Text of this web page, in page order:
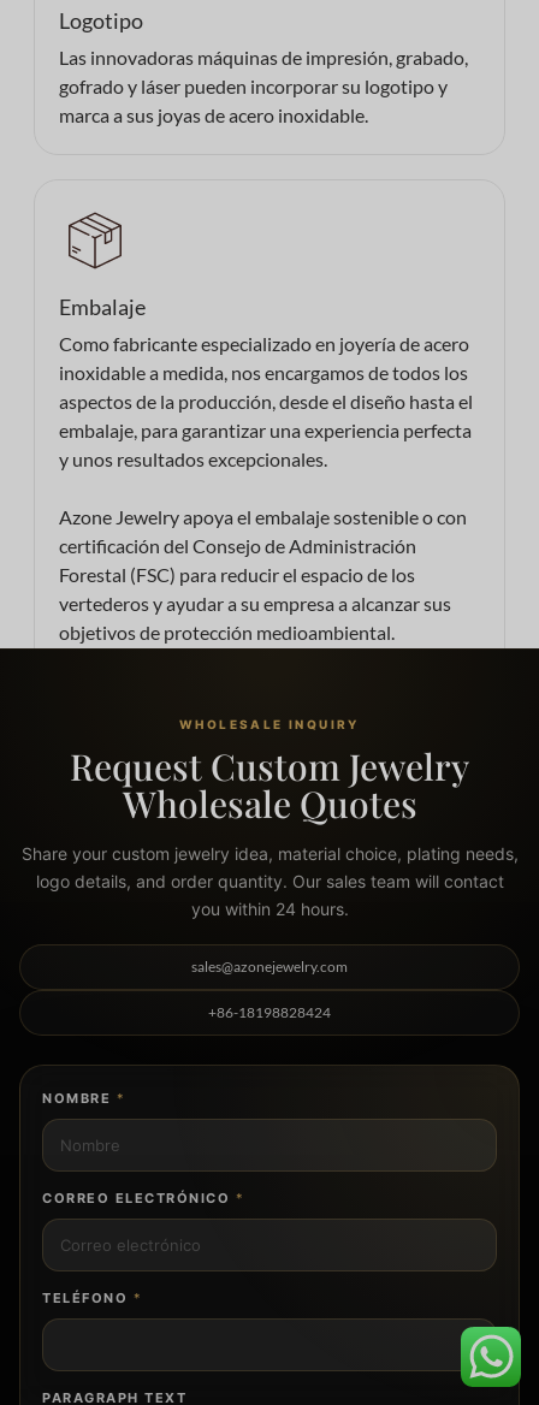
Logotipo
Las innovadoras máquinas de impresión, grabado,
gofrado y láser pueden incorporar su logotipo y
marca a sus joyas de acero inoxidable.
Embalaje
Como fabricante especializado en joyería de acero
inoxidable a medida, nos encargamos de todos los
aspectos de la producción, desde el diseño hasta el
embalaje, para garantizar una experiencia perfecta
y unos resultados excepcionales.
Azone Jewelry apoya el embalaje sostenible o con
certificación del Consejo de Administración
Forestal (FSC) para reducir el espacio de los
vertederos y ayudar a su empresa a alcanzar sus
objetivos de protección medioambiental.
WHOLESALE INQUIRY
Request Custom Jewelry
Wholesale Quotes
Share your custom jewelry idea, material choice, plating needs,
logo details, and order quantity. Our sales team will contact
you within 24 hours.
sales@azonejewelry.com
+86-18198828424
NOMBRE *
CORREO ELECTRÓNICO *
TELÉFONO *
PARAGRAPH TEXT